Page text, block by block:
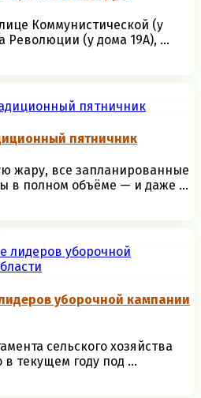
Коммунистической (у
Революции (у дома 19А), ...
пятничник
жару, все запланированные
в полном объёме — и даже ...
уборочной кампании
сельского хозяйства
в текущем году под ...